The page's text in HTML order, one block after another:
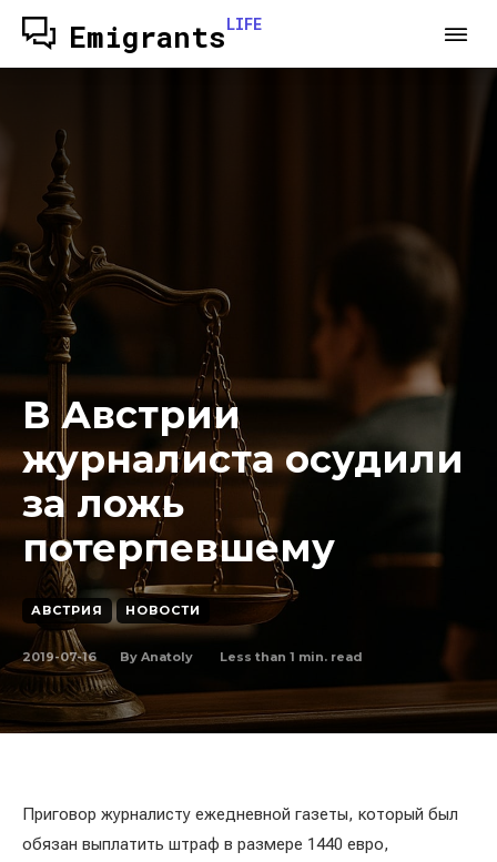
EmigrantsLIFE
В Австрии
журналиста осудили
за ложь
потерпевшему
АВСТРИЯ НОВОСТИ
2019-07-16 By Anatoly Less than 1 min. read
Приговор журналисту ежедневной газеты, который был
обязан выплатить штраф в размере 1440 евро,